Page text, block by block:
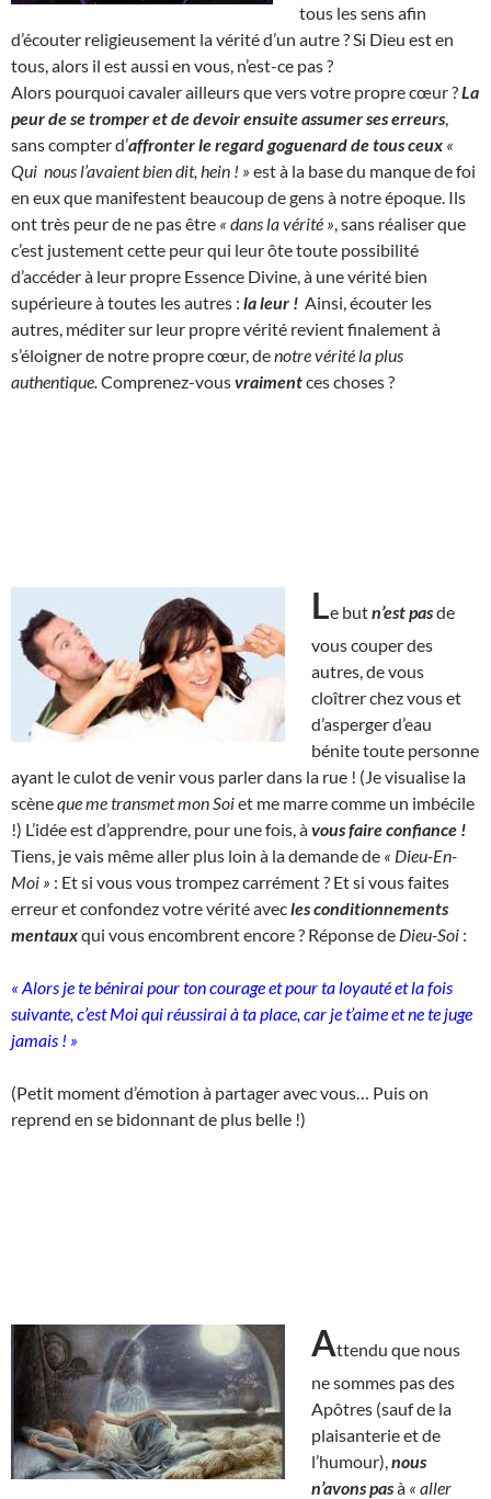
tous les sens afin
d’écouter religieusement la vérité d’un autre ? Si Dieu est en
tous, alors il est aussi en vous, n’est-ce pas ?
Alors pourquoi cavaler ailleurs que vers votre propre cœur ?La
peur de se tromper et de devoir ensuite assumer ses erreurs
sans compter d’affronter le regard goguenard de tous ceux «
Qui nous l’avaient bien dit, hein ! » est à la base du manque de foi
en eux que manifestent beaucoup de gens à notre époque. Ils
ont très peur de ne pas être « dans la vérité » , sans réaliser que
c’est justement cette peur qui leur ôte toute possibilité
d’accéder à leur propre Essence Divine, à une vérité bien
supérieure à toutes les autres : la leur ! Ainsi, écouter les
autres, méditer sur leur propre vérité revient finalement à
s’éloigner de notre propre cœur, denotre vérité la plus
authentique. Comprenez-vousvraimentces choses ?
Le butn’est pasde
vous couper des
autres, de vous
cloîtrer chez vous et
d’asperger d’eau
bénite toute personne
ayant le culot de venir vous parler dans la rue ! (Je visualise la
scèneque me transmet mon Soiet me marre comme un imbécile
!) L’idée est d’apprendre, pour une fois, àvous faire confiance !
Tiens, je vais même aller plus loin à la demande de « Dieu-En-
Moi » : Et si vous vous trompez carrément ? Et si vous faites
erreur et confondez votre vérité avecles conditionnements
mentauxqui vous encombrent encore ? Réponse de Dieu-Soi :
« Alors je te bénirai pour ton courage et pour ta loyauté et la fois
suivante, c’est Moi qui réussirai à ta place, car je t’aime et ne te juge
jamais ! »
(Petit moment d’émotion à partager avec vous… Puis on
reprend en se bidonnant de plus belle !)
Attendu que nous
ne sommes pas des
Apôtres (sauf de la
plaisanterie et de
l’humour), nous
n’avons pasà « aller